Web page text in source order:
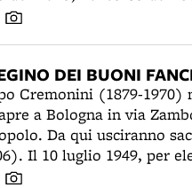
turbine installate nel
per i viali di
DEI BUONI
Cremonini (1879-1970)
a Bologna in via
Da qui usciranno
Il 10 luglio 1949, per
ONARMO